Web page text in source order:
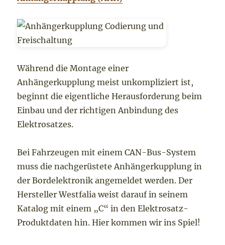
Während die Montage einer
Anhängerkupplung meist unkompliziert ist,
beginnt die eigentliche Herausforderung beim
Einbau und der richtigen Anbindung des
Elektrosatzes.
Bei Fahrzeugen mit einem CAN-Bus-System
muss die nachgerüstete Anhängerkupplung in
der Bordelektronik angemeldet werden. Der
Hersteller Westfalia weist darauf in seinem
Katalog mit einem „C“ in den Elektrosatz-
Produktdaten hin. Hier kommen wir ins Spiel!